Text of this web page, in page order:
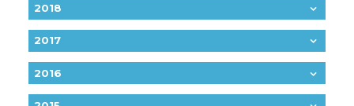
2018
2017
2016